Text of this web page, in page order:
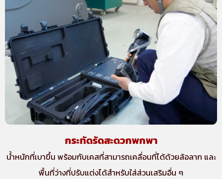
กระทัดรัดสะดวกพกพา
น้ำหนักที่เบาขึ้น พร้อมกับเคสที่สามารถเคลื่อนที่ได้ด้วยล้อลาก และ
พื้นที่ว่างที่ปรับแต่งได้สำหรับใส่ส่วนเสริมอื่น ๆ